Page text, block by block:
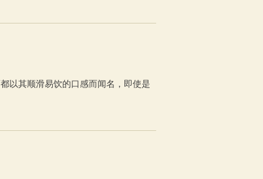
以其顺滑易饮的口感而闻名，即使是